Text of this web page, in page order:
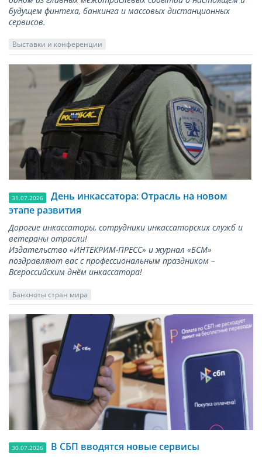
будущем финтеха, банкинга и массовых дистанционных
сервисов.
Выставки и конференции
31.07.2026
День инкассатора: Отрасль на новом
этапе развития
Дорогие инкассаторы, сотрудники инкассаторских служб и
ветераны отрасли!
Издательство «ИНТЕКРИМ-ПРЕСС» и журнал «БСМ»
поздравляют вас с профессиональным праздником –
Всероссийским днём инкассатора!
Банкноты стран мира
30.07.2026 В СБП вводятся новые сервисы